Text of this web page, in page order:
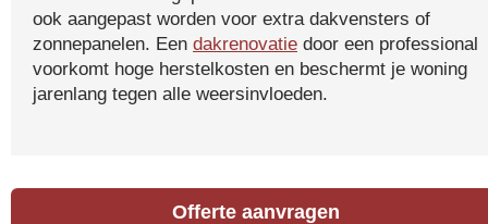
ook aangepast worden voor extra dakvensters of
zonnepanelen. Een dakrenovatie door een professional
voorkomt hoge herstelkosten en beschermt je woning
jarenlang tegen alle weersinvloeden.
Offerte aanvragen